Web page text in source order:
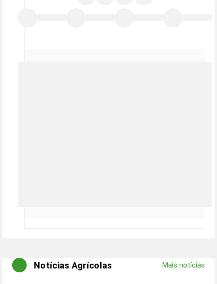
Notícias Agrícolas Mais notícias